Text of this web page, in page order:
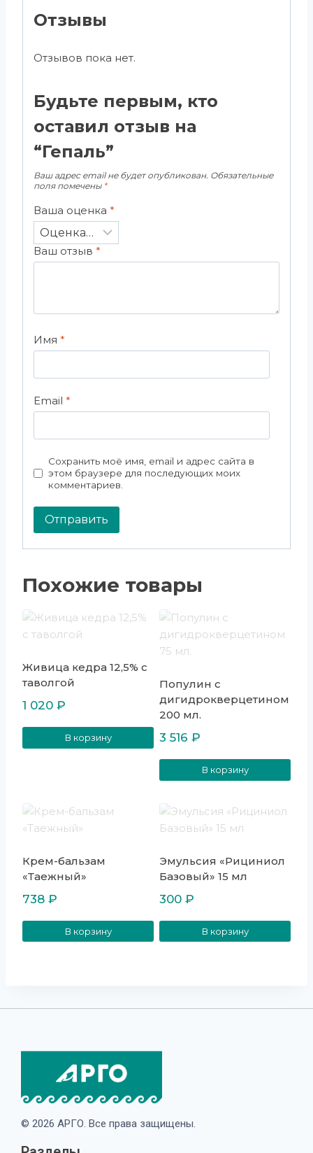
Отзывы
Отзывов пока нет.
Будьте первым, кто
оставил отзыв на
“Гепаль”
Ваш адрес email не будет опубликован. Обязательные
поля помечены *
Ваша оценка *
Ваш отзыв *
Имя *
Email *
Сохранить моё имя, email и адрес сайта в
этом браузере для последующих моих
комментариев.
Похожие товары
Живица кедра 12,5% с
таволгой
1 020 ₽
В корзину
Популин с
дигидрокверцетином
200 мл.
3 516 ₽
В корзину
Крем-бальзам
«Таежный»
738 ₽
В корзину
Эмульсия «Рициниол
Базовый» 15 мл
300 ₽
В корзину
© 2026 АРГО. Все права защищены.